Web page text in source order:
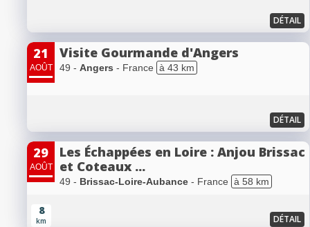
DÉTAIL
21
AOÛT
Visite Gourmande d'Angers
49 - Angers - France à 43 km
DÉTAIL
29
AOÛT
Les Échappées en Loire : Anjou Brissac
et Coteaux ...
49 - Brissac-Loire-Aubance - France à 58 km
8
km DÉTAIL